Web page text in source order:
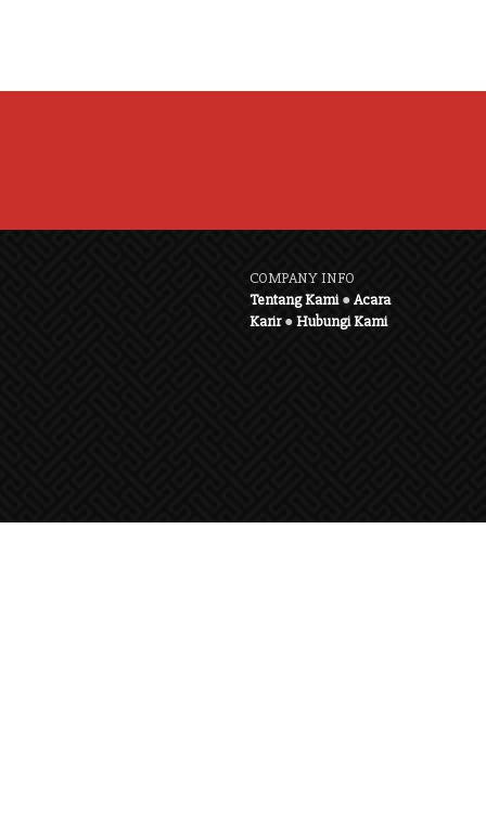
COMPANY INFO
Tentang Kami●Acara
Karir●Hubungi Kami